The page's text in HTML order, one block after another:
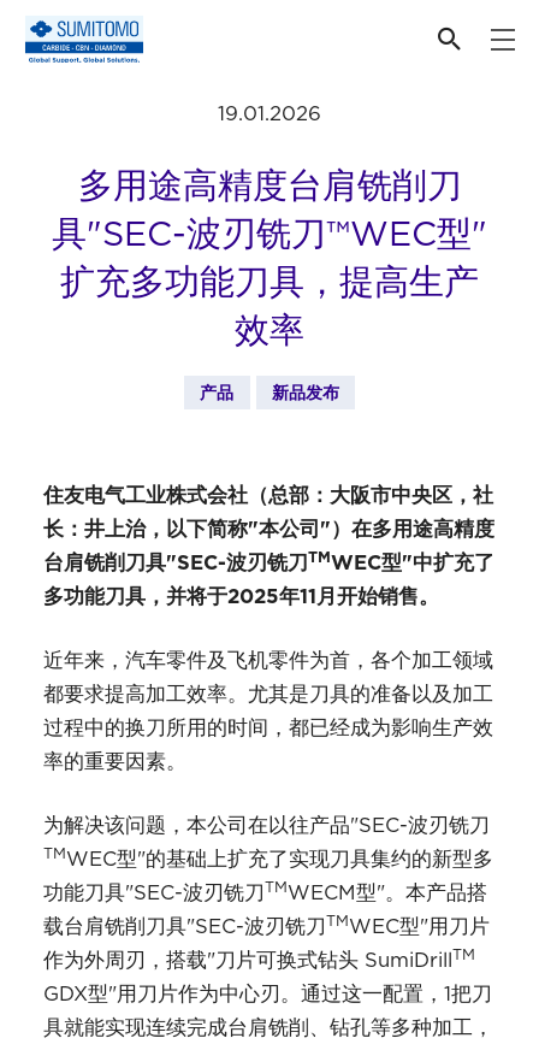
最新新闻
19.01.2026
多用途高精度台肩铣削刀
具"SEC-波刃铣刀™WEC型"
扩充多功能刀具，提高生产
效率
产品 新品发布
住友电气工业株式会社（总部：大阪市中央区，社
长：井上治，以下简称"本公司"）在多用途高精度
台肩铣削刀具"SEC-波刃铣刀TMWEC型"中扩充了
多功能刀具，并将于2025年11月开始销售。
近年来，汽车零件及飞机零件为首，各个加工领域
都要求提高加工效率。尤其是刀具的准备以及加工
过程中的换刀所用的时间，都已经成为影响生产效
率的重要因素。
为解决该问题，本公司在以往产品"SEC-波刃铣刀
TMWEC型"的基础上扩充了实现刀具集约的新型多
功能刀具"SEC-波刃铣刀TMWECM型"。本产品搭
载台肩铣削刀具"SEC-波刃铣刀TMWEC型"用刀片
作为外周刃，搭载"刀片可换式钻头 SumiDrillTM
GDX型"用刀片作为中心刃。通过这一配置，1把刀
具就能实现连续完成台肩铣削、钻孔等多种加工，